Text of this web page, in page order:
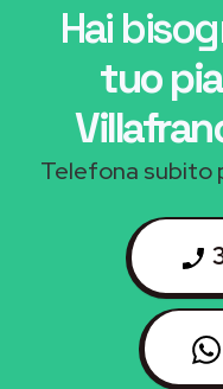
Hai
tuo
Telefona subito